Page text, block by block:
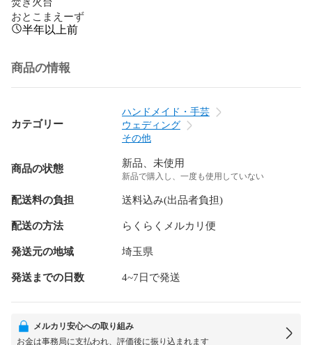
おとこまえーず
半年以上前
商品の情報
カテゴリー
ハンドメイド・手芸
ウェディング
その他
商品の状態 新品、未使用
新品で購入し、一度も使用していない
配送料の負担 送料込み(出品者負担)
配送の方法 らくらくメルカリ便
発送元の地域 埼玉県
発送までの日数 4~7日で発送
メルカリ安心への取り組み
お金は事務局に支払われ、評価後に振り込まれます